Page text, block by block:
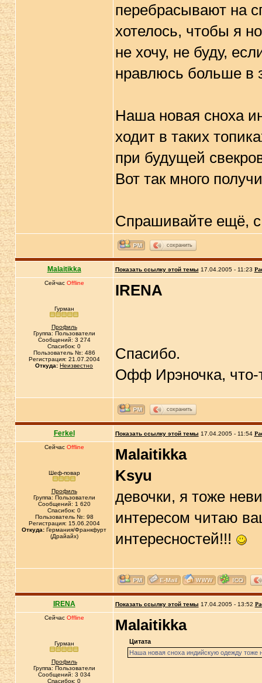
перебрасывают на
хотелось, чтобы я
не хочу, не буду,
нравлюсь больше в
Наша новая сноха
ходит в таких
при будущей
Вот так много
Спрашивайте ещё, с
сохранить
Malaitikka Показать ссылку этой темы 17.04.2005 - 11:23
Сейчас Offline
Гурман
Профиль
Группа: Пользователи
Сообщений: 3 274
Спасибок: 0
Пользователь №: 486
Регистрация: 21.07.2004
Откуда: Неизвестно
IRENA
Спасибо.
Офф Ирэночка, что-
сохранить
Ferkel Показать ссылку этой темы 17.04.2005 - 11:54
Сейчас Offline
Шеф-повар
Профиль
Группа: Пользователи
Сообщений: 1 620
Спасибок: 0
Пользователь №: 98
Регистрация: 15.06.2004
Откуда: Германия/Франкфурт
(Драйайх)
Malaitikka
Ksyu
девочки, я тоже
интересом читаю
интересностей!!!
IRENA Показать ссылку этой темы 17.04.2005 - 13:52
Сейчас Offline
Гурман
Профиль
Группа: Пользователи
Сообщений: 3 034
Спасибок: 0
Malaitikka
Цитата
Наша новая сноха индийскую одежду тоже